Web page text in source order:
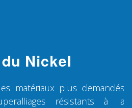
Nickel
matériaux plus demandés
résistants à la